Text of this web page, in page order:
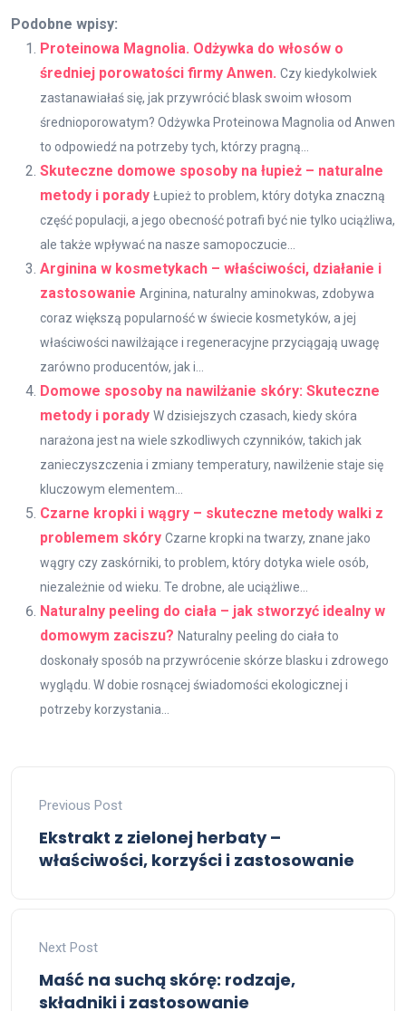
Podobne wpisy:
Proteinowa Magnolia. Odżywka do włosów o
średniej porowatości firmy Anwen. Czy kiedykolwiek
zastanawiałaś się, jak przywrócić blask swoim włosom
średnioporowatym? Odżywka Proteinowa Magnolia od Anwen
to odpowiedź na potrzeby tych, którzy pragną...
Skuteczne domowe sposoby na łupież – naturalne
metody i porady Łupież to problem, który dotyka znaczną
część populacji, a jego obecność potrafi być nie tylko uciążliwa,
ale także wpływać na nasze samopoczucie...
Arginina w kosmetykach – właściwości, działanie i
zastosowanie Arginina, naturalny aminokwas, zdobywa
coraz większą popularność w świecie kosmetyków, a jej
właściwości nawilżające i regeneracyjne przyciągają uwagę
zarówno producentów, jak i...
Domowe sposoby na nawilżanie skóry: Skuteczne
metody i porady W dzisiejszych czasach, kiedy skóra
narażona jest na wiele szkodliwych czynników, takich jak
zanieczyszczenia i zmiany temperatury, nawilżenie staje się
kluczowym elementem...
Czarne kropki i wągry – skuteczne metody walki z
problemem skóry Czarne kropki na twarzy, znane jako
wągry czy zaskórniki, to problem, który dotyka wiele osób,
niezależnie od wieku. Te drobne, ale uciążliwe...
Naturalny peeling do ciała – jak stworzyć idealny w
domowym zaciszu? Naturalny peeling do ciała to
doskonały sposób na przywrócenie skórze blasku i zdrowego
wyglądu. W dobie rosnącej świadomości ekologicznej i
potrzeby korzystania...
Previous Post
Ekstrakt z zielonej herbaty –
właściwości, korzyści i zastosowanie
Next Post
Maść na suchą skórę: rodzaje,
składniki i zastosowanie